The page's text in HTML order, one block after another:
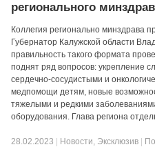
регионального
Коллегия регионально минздрава
Губернатор Калужской области
правильность такого формата
поднят ряд вопросов: укрепление
сердечно-сосудистыми и
медпомощи детям, новые
тяжелыми и редкими
оборудования. Глава региона
28.02.2023 Новости, Эксклюзив